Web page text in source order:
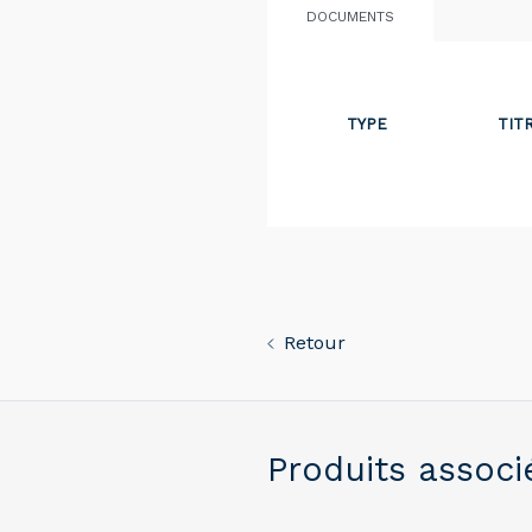
DOCUMENTS
TYPE
Retour
Produits